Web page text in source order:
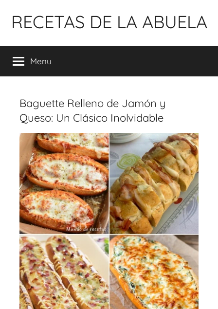
para
conteúdo
RECETAS DE LA ABUELA
Menu
Baguette Relleno de Jamón y
Queso: Un Clásico Inolvidable